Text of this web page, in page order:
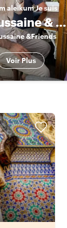
aleikumJe suis
Lhoussaine & friends
&Friends
Voir Plus